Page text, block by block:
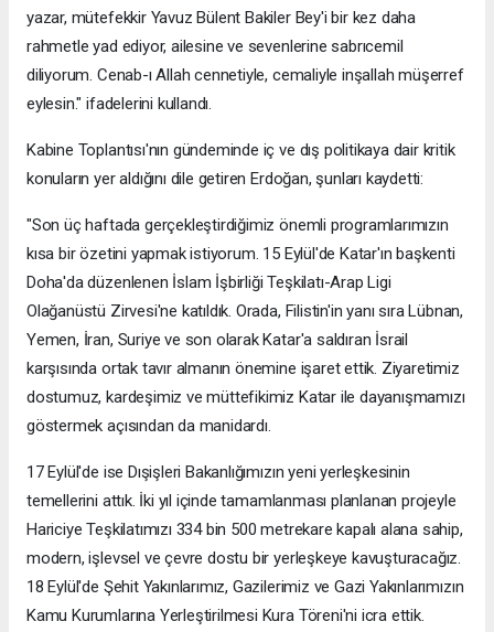
yazar, mütefekkir Yavuz Bülent Bakiler Bey'i bir kez daha
rahmetle yad ediyor, ailesine ve sevenlerine sabrıcemil
diliyorum. Cenab-ı Allah cennetiyle, cemaliyle inşallah müşerref
eylesin." ifadelerini kullandı.
Kabine Toplantısı'nın gündeminde iç ve dış politikaya dair kritik
konuların yer aldığını dile getiren Erdoğan, şunları kaydetti:
"Son üç haftada gerçekleştirdiğimiz önemli programlarımızın
kısa bir özetini yapmak istiyorum. 15 Eylül'de Katar'ın başkenti
Doha'da düzenlenen İslam İşbirliği Teşkilatı-Arap Ligi
Olağanüstü Zirvesi'ne katıldık. Orada, Filistin'in yanı sıra Lübnan,
Yemen, İran, Suriye ve son olarak Katar'a saldıran İsrail
karşısında ortak tavır almanın önemine işaret ettik. Ziyaretimiz
dostumuz, kardeşimiz ve müttefikimiz Katar ile dayanışmamızı
göstermek açısından da manidardı.
17 Eylül'de ise Dışişleri Bakanlığımızın yeni yerleşkesinin
temellerini attık. İki yıl içinde tamamlanması planlanan projeyle
Hariciye Teşkilatımızı 334 bin 500 metrekare kapalı alana sahip,
modern, işlevsel ve çevre dostu bir yerleşkeye kavuşturacağız.
18 Eylül'de Şehit Yakınlarımız, Gazilerimiz ve Gazi Yakınlarımızın
Kamu Kurumlarına Yerleştirilmesi Kura Töreni'ni icra ettik.